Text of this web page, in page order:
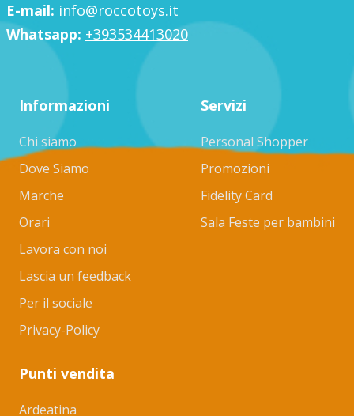
E-mail: info@roccotoys.it
Whatsapp: +393534413020
Informazioni
Chi siamo
Dove Siamo
Marche
Orari
Lavora con noi
Lascia un feedback
Per il sociale
Privacy-Policy
Servizi
Personal Shopper
Promozioni
Fidelity Card
Sala Feste per bambini
Punti vendita
Ardeatina